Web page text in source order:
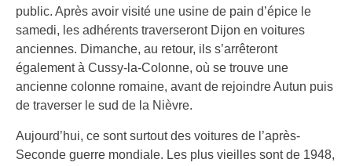
public. Après avoir visité une usine de pain d’épice le
samedi, les adhérents traverseront Dijon en voitures
anciennes. Dimanche, au retour, ils s’arrêteront
également à Cussy-la-Colonne, où se trouve une
ancienne colonne romaine, avant de rejoindre Autun puis
de traverser le sud de la Nièvre.
Aujourd’hui, ce sont surtout des voitures de l’après-
Seconde guerre mondiale. Les plus vieilles sont de 1948,